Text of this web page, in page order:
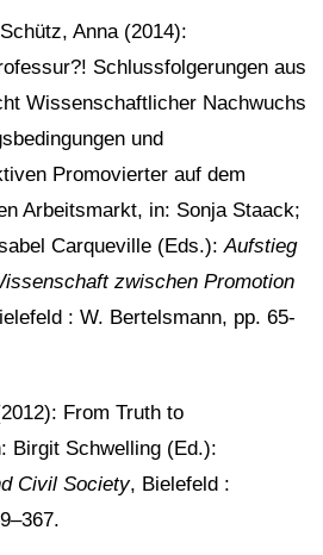
Anna (2014):
Schlussfolgerungen aus
Wissenschaftlicher Nachwuchs
und
Promovierter auf dem
Arbeitsmarkt, in: Sonja Staack;
Carqueville (Eds.):Aufstieg
zwischen Promotion
: W. Bertelsmann, pp. 65-
From Truth to
Birgit Schwelling (Ed.):
Civil Society, Bielefeld :